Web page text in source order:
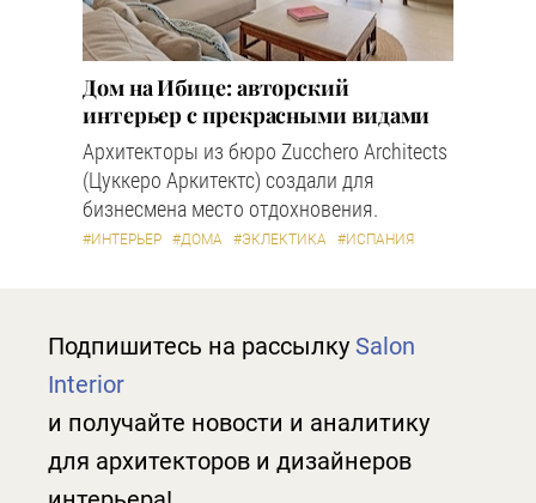
Дом на Ибице: авторский
интерьер с прекрасными видами
Архитекторы из бюро Zucchero Architects
(Цуккеро Аркитектс) создали для
бизнесмена место отдохновения.
#ИНТЕРЬЕР #ДОМА #ЭКЛЕКТИКА #ИСПАНИЯ
Подпишитесь на рассылку Salon
Interior
и получайте новости и аналитику
для архитекторов и дизайнеров